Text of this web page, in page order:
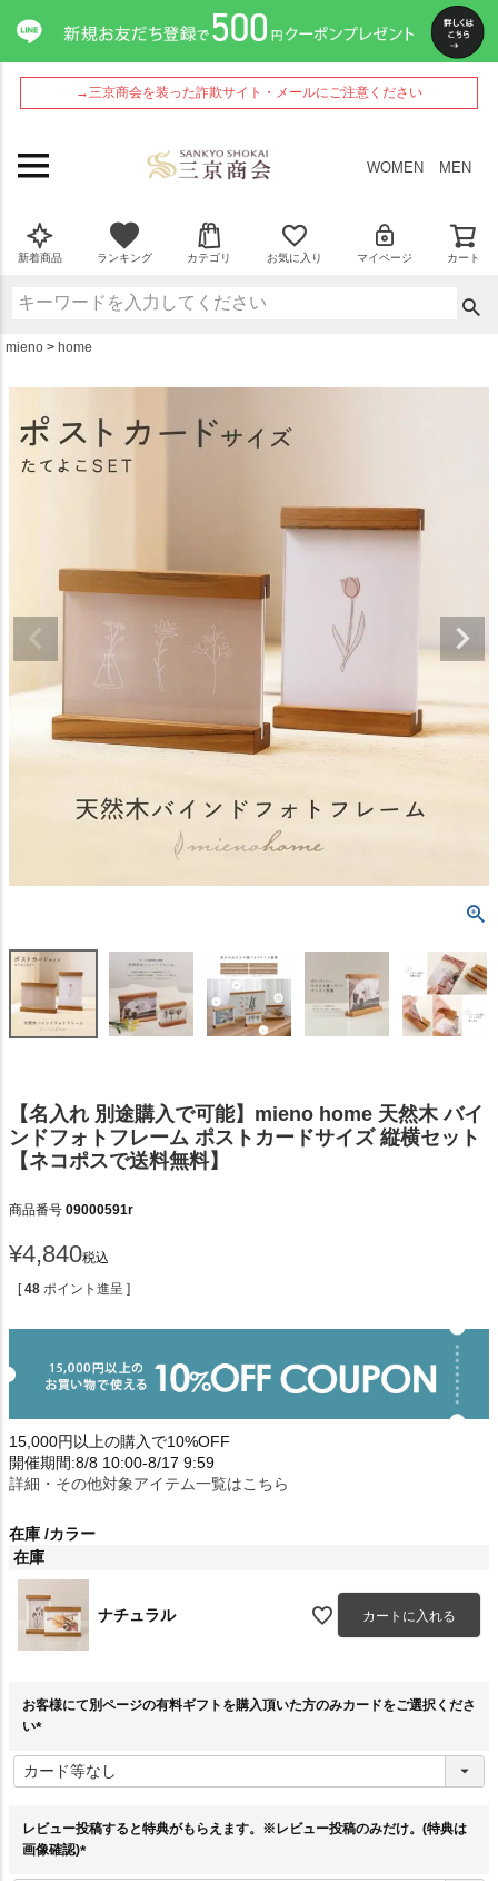
→三京商会を装った詐欺サイト・メールにご注意ください
WOMEN MEN
新着商品 ランキング カテゴリ お気に入り マイページ カート
mieno home
【名入れ 別途購入で可能】mieno home 天然木 バイ
ンドフォトフレーム ポストカードサイズ 縦横セット
【ネコポスで送料無料】
商品番号 09000591r
¥4,840税込
[ 48 ポイント進呈 ]
15,000円以上の購入で10%OFF
開催期間:8/8 10:00-8/17 9:59
詳細・その他対象アイテム一覧はこちら
在庫 カラー
在庫
ナチュラル カートに入れる
お客様にて別ページの有料ギフトを購入頂いた方のみカードをご選択くださ
い
必
須
レビュー投稿すると特典がもらえます。※レビュー投稿のみだけ。(特典は
画像確認)
ペー
ジト
ップ
へ